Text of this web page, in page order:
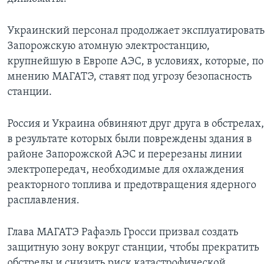
Украинский персонал продолжает эксплуатировать
Запорожскую атомную электростанцию,
крупнейшую в Европе АЭС, в условиях, которые, по
мнению МАГАТЭ, ставят под угрозу безопасность
станции.
Россия и Украина обвиняют друг друга в обстрелах,
в результате которых были повреждены здания в
районе Запорожской АЭС и перерезаны линии
электропередач, необходимые для охлаждения
реакторного топлива и предотвращения ядерного
расплавления.
Глава МАГАТЭ Рафаэль Гросси призвал создать
защитную зону вокруг станции, чтобы прекратить